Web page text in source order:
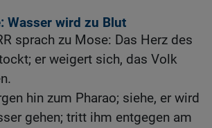
Wasser wird zu Blut
sprach zu Mose: Das Herz des
er weigert sich, das Volk
hin zum Pharao; siehe, er wird
gehen; tritt ihm entgegen am